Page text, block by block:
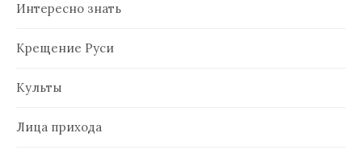
Интересно знать
Крещение Руси
Культы
Лица прихода